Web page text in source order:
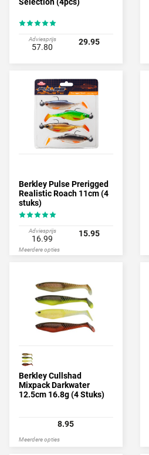
Adviesprijs
57.80
29.95
Berkley Pulse Prerigged
Realistic Roach 11cm (4
stuks)
Adviesprijs
16.99
15.95
Meerdere opties
Berkley Cullshad
Mixpack Darkwater
12.5cm 16.8g (4 Stuks)
8.95
Meerdere opties